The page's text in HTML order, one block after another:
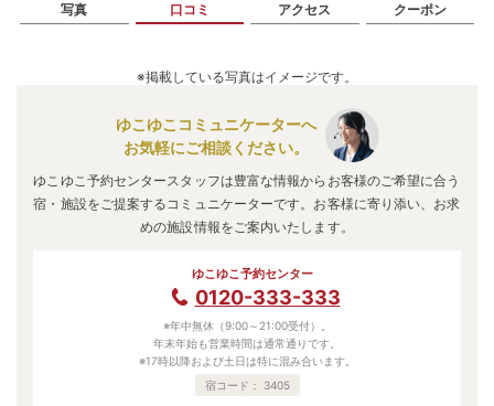
写真 口コミ アクセス クーポン
※掲載している写真はイメージです。
ゆこゆこコミュニケーターへ
お気軽にご相談ください。
ゆこゆこ予約センタースタッフは豊富な情報からお客様のご希望に合う
宿・施設をご提案するコミュニケーターです。お客様に寄り添い、お求
めの施設情報をご案内いたします。
ゆこゆこ予約センター
0120-333-333
※年中無休（9:00～21:00受付）。
年末年始も営業時間は通常通りです。
※17時以降および土日は特に混み合います。
宿コード：
3405